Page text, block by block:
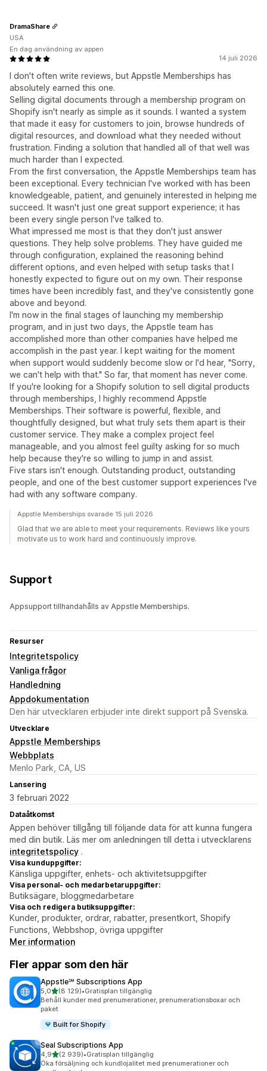
14 juli 2026
I don't often write reviews, but Appstle Memberships has
absolutely earned this one.
Selling digital documents through a membership program on
Shopify isn't nearly as simple as it sounds. I wanted a system
that made it easy for customers to join, browse hundreds of
digital resources, and download what they needed without
frustration. Finding a solution that handled all of that well was
much harder than I expected.
From the first conversation, the Appstle Memberships team has
been exceptional. Every technician I've worked with has been
knowledgeable, patient, and genuinely interested in helping me
succeed. It wasn't just one great support experience; it has
been every single person I've talked to.
What impressed me most is that they don't just answer
questions. They help solve problems. They have guided me
through configuration, explained the reasoning behind
different options, and even helped with setup tasks that I
honestly expected to figure out on my own. Their response
times have been incredibly fast, and they've consistently gone
above and beyond.
I'm now in the final stages of launching my membership
program, and in just two days, the Appstle team has
accomplished more than other companies have helped me
accomplish in the past year. I kept waiting for the moment
when support would suddenly become slow or I'd hear, "Sorry,
we can't help with that." So far, that moment has never come.
If you're looking for a Shopify solution to sell digital products
through memberships, I highly recommend Appstle
Memberships. Their software is powerful, flexible, and
thoughtfully designed, but what truly sets them apart is their
customer service. They make a complex project feel
manageable, and you almost feel guilty asking for so much
help because they're so willing to jump in and assist.
Five stars isn't enough. Outstanding product, outstanding
people, and one of the best customer support experiences I've
had with any software company.
DramaShare
USA
En dag användning av appen
Appstle Memberships svarade 15 juli 2026
Glad that we are able to meet your requirements. Reviews like yours
motivate us to work hard and continuously improve.
Support
Appsupport tillhandahålls av Appstle Memberships.
Resurser
Integritetspolicy
Vanliga frågor
Handledning
Appdokumentation
Den här utvecklaren erbjuder inte direkt support på Svenska.
Utvecklare
Appstle Memberships
Webbplats
Menlo Park, CA, US
Lansering
3 februari 2022
Dataåtkomst
Appen behöver tillgång till följande data för att kunna fungera
med din butik. Läs mer om anledningen till detta i utvecklarens
integritetspolicy .
Visa kunduppgifter:
Känsliga uppgifter, enhets- och aktivitetsuppgifter
Visa personal- och medarbetaruppgifter:
Butiksägare, bloggmedarbetare
Visa och redigera butiksuppgifter:
Kunder, produkter, ordrar, rabatter, presentkort, Shopify
Functions, Webbshop, övriga uppgifter
Mer information
Fler appar som den här
Appstle℠ Subscriptions App
5,0av 5 stjärnor
(8 129)
8129 recensioner totalt
•Gratisplan tillgänglig
Behåll kunder med prenumerationer, prenumerationsboxar och
paket
Built for Shopify
Seal Subscriptions App
4,9av 5 stjärnor
(2 939)
2939 recensioner totalt
•Gratisplan tillgänglig
Öka försäljning och kundlojalitet med prenumerationer och